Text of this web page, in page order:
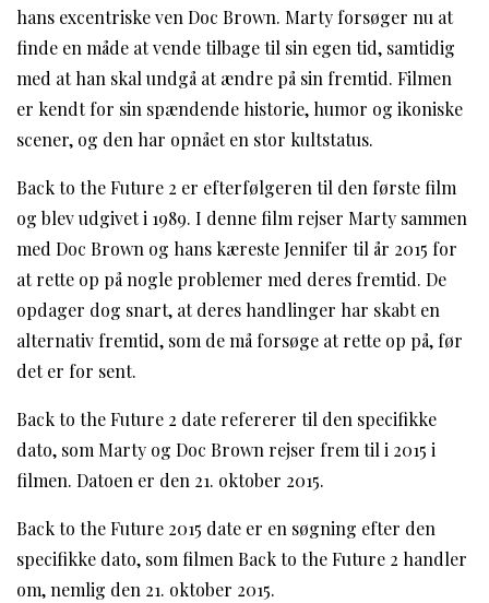
hans excentriske ven Doc Brown. Marty forsøger nu at
finde en måde at vende tilbage til sin egen tid, samtidig
med at han skal undgå at ændre på sin fremtid. Filmen
er kendt for sin spændende historie, humor og ikoniske
scener, og den har opnået en stor kultstatus.
Back to the Future 2 er efterfølgeren til den første film
og blev udgivet i 1989. I denne film rejser Marty sammen
med Doc Brown og hans kæreste Jennifer til år 2015 for
at rette op på nogle problemer med deres fremtid. De
opdager dog snart, at deres handlinger har skabt en
alternativ fremtid, som de må forsøge at rette op på, før
det er for sent.
Back to the Future 2 date refererer til den specifikke
dato, som Marty og Doc Brown rejser frem til i 2015 i
filmen. Datoen er den 21. oktober 2015.
Back to the Future 2015 date er en søgning efter den
specifikke dato, som filmen Back to the Future 2 handler
om, nemlig den 21. oktober 2015.